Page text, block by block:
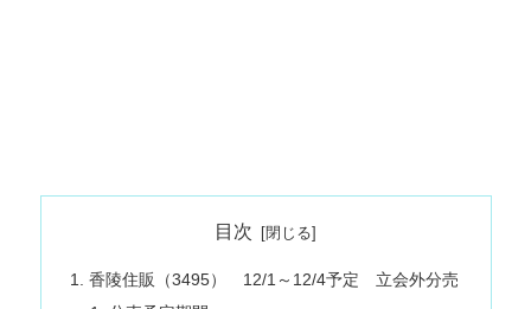
目次
香陵住販（3495） 12/1～12/4予定 立会外分売